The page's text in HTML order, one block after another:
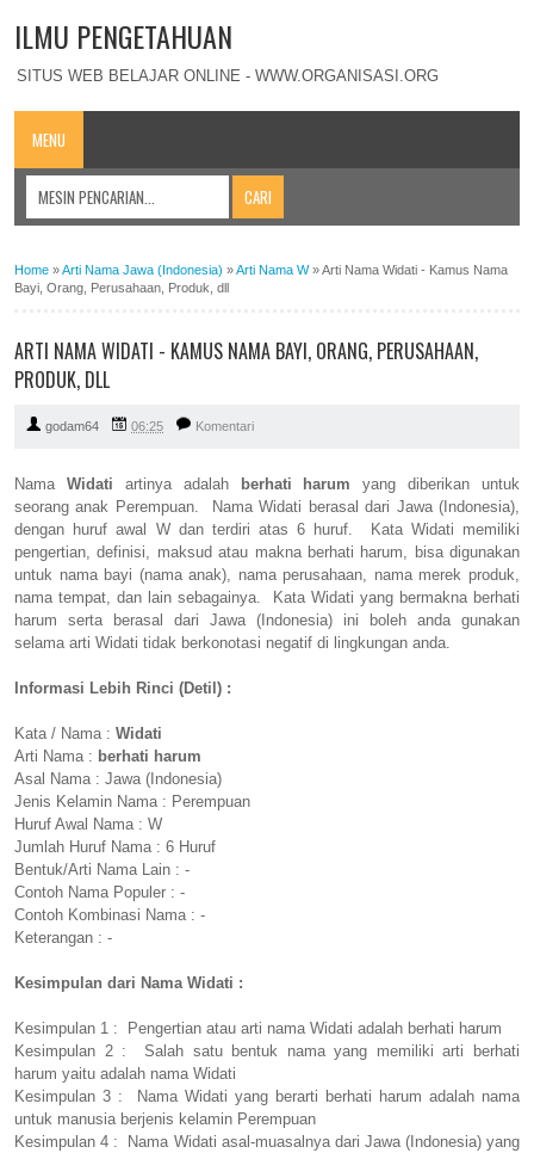
ILMU PENGETAHUAN
SITUS WEB BELAJAR ONLINE - WWW.ORGANISASI.ORG
MENU
Home »Arti Nama Jawa (Indonesia) »Arti Nama W»Arti Nama Widati - Kamus Nama
Bayi, Orang, Perusahaan, Produk, dll
ARTI NAMA WIDATI - KAMUS NAMA BAYI, ORANG, PERUSAHAAN,
PRODUK, DLL
godam64 06:25 Komentari
Nama Widati artinya adalah berhati harum yang diberikan untuk
seorang anak Perempuan. Nama Widati berasal dari Jawa (Indonesia),
dengan huruf awal W dan terdiri atas 6 huruf. Kata Widati memiliki
pengertian, definisi, maksud atau makna berhati harum, bisa digunakan
untuk nama bayi (nama anak), nama perusahaan, nama merek produk,
nama tempat, dan lain sebagainya. Kata Widati yang bermakna berhati
harum serta berasal dari Jawa (Indonesia) ini boleh anda gunakan
selama arti Widati tidak berkonotasi negatif di lingkungan anda.
Informasi Lebih Rinci (Detil) :
Kata / Nama : Widati
Arti Nama : berhati harum
Asal Nama : Jawa (Indonesia)
Jenis Kelamin Nama : Perempuan
Huruf Awal Nama : W
Jumlah Huruf Nama : 6 Huruf
Bentuk/Arti Nama Lain : -
Contoh Nama Populer : -
Contoh Kombinasi Nama : -
Keterangan : -
Kesimpulan dari Nama Widati :
Kesimpulan 1 : Pengertian atau arti nama Widati adalah berhati harum
Kesimpulan 2 : Salah satu bentuk nama yang memiliki arti berhati
harum yaitu adalah nama Widati
Kesimpulan 3 : Nama Widati yang berarti berhati harum adalah nama
untuk manusia berjenis kelamin Perempuan
Kesimpulan 4 : Nama Widati asal-muasalnya dari Jawa (Indonesia) yang